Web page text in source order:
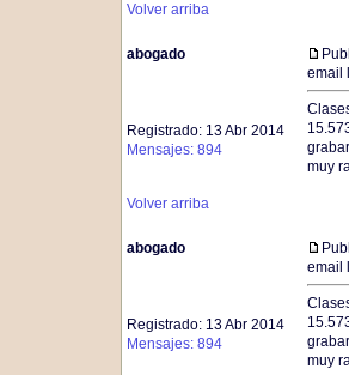
Volver arriba
abogado
Registrado: 13 Abr 2014
Mensajes: 894
email
muy
Volver arriba
abogado
Registrado: 13 Abr 2014
Mensajes: 894
email
muy